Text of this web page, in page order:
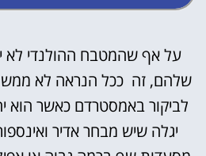
על אף שהמטבח ההולנדי לא
שלהם, זה ככל הנראה לא ממש
לביקור באמסטרדם כאשר הוא
יגלה שיש מבחר אדיר